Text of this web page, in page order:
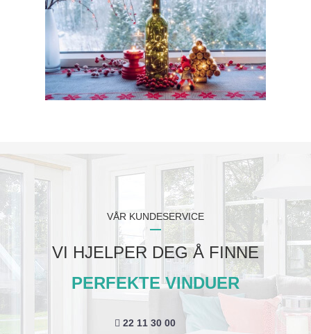
VÅR KUNDESERVICE
VI HJELPER DEG Å FINNE
PERFEKTE VINDUER
22 11 30 00